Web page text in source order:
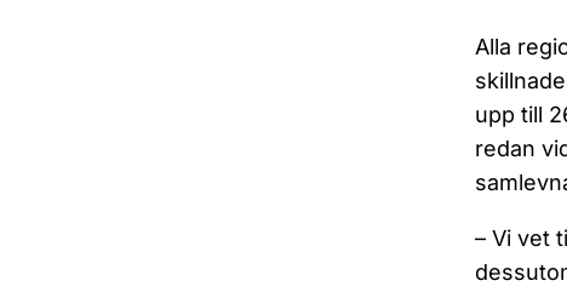
Alla
upp till
redan
– Vi vet